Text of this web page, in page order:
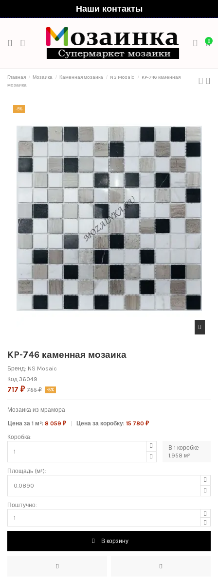
Наши контакты
0
Главная Мозаика Каменная мозаика NS Mosaic
KP-746 каменная
мозаика
-5%
KP-746 каменная мозаика
Бренд: NS Mosaic
Код 36049
717 ₽ 755 ₽ -5%
Мозаика из мрамора
Цена за 1 м²:8 059 ₽ Цена за коробку:15 780 ₽
Коробка:
В 1 коробке
1.958 м²
Площадь (м²):
Поштучно:
В корзину